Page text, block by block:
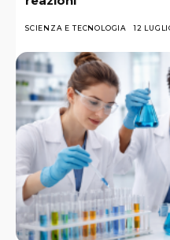
SCIENZA E TECNOLOGIA 12